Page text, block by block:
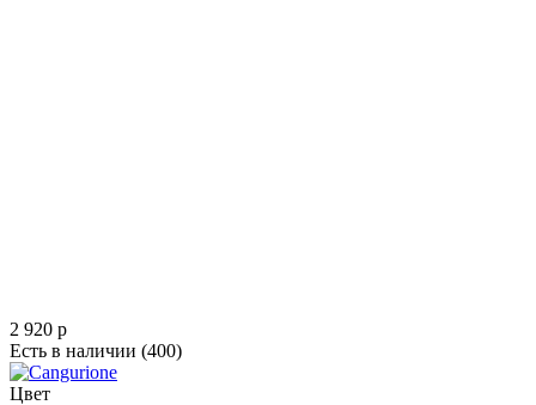
2 920 p
Есть в наличии (400)
Цвет